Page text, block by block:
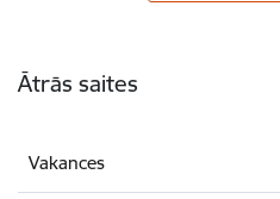
Ātrās saites
Vakances